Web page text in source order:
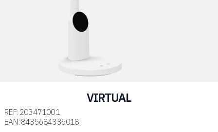
VIRTUAL
REF: 203471001
EAN: 8435684335018